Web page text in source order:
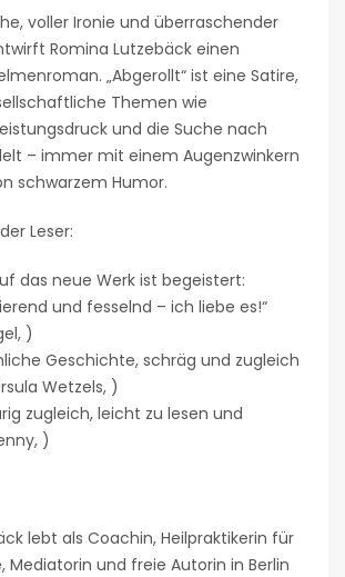
voller Ironie und überraschender
Romina Lutzebäck einen
„Abgerollt“ ist eine Satire,
Themen wie
und die Suche nach
– immer mit einem Augenzwinkern
schwarzem Humor.
Leser:
das neue Werk ist begeistert:
und fesselnd – ich liebe es!“
)
Geschichte, schräg und zugleich
Wetzels, )
zugleich, leicht zu lesen und
)
lebt als Coachin, Heilpraktikerin für
Mediatorin und freie Autorin in Berlin